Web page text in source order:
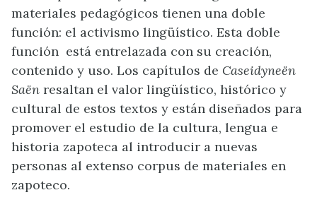
materiales pedagógicos tienen una doble
función: el activismo lingüístico. Esta doble
función está entrelazada con su creación,
contenido y uso. Los capítulos de Caseidyneën
Saën resaltan el valor lingüístico, histórico y
cultural de estos textos y están diseñados para
promover el estudio de la cultura, lengua e
historia zapoteca al introducir a nuevas
personas al extenso corpus de materiales en
zapoteco.